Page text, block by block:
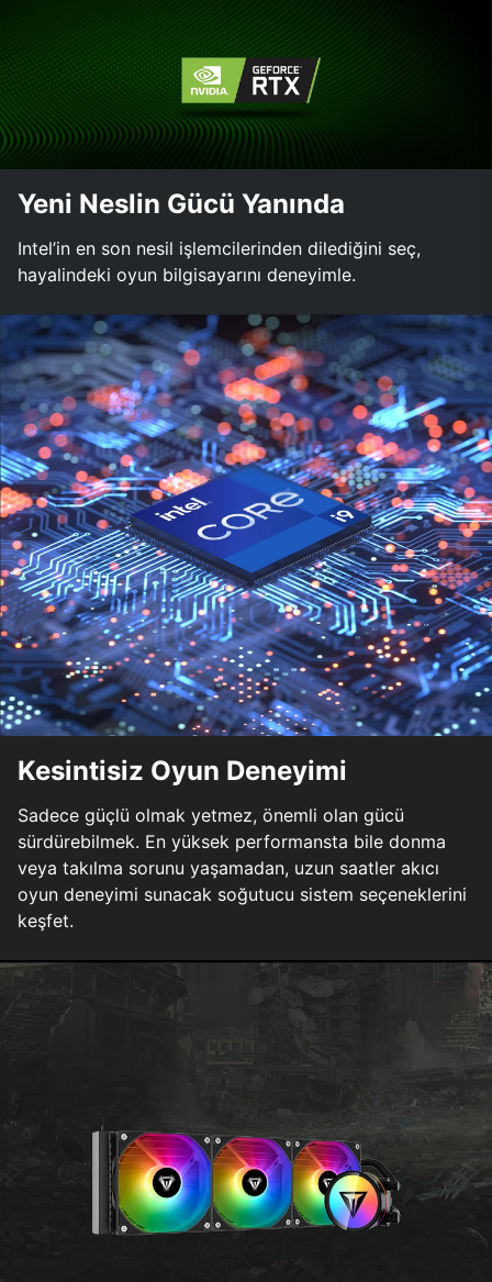
Yeni Neslin Gücü Yanında
Intel’in en son nesil işlemcilerinden dilediğini seç,
hayalindeki oyun bilgisayarını deneyimle.
Kesintisiz Oyun Deneyimi
Sadece güçlü olmak yetmez, önemli olan gücü
sürdürebilmek. En yüksek performansta bile donma
veya takılma sorunu yaşamadan, uzun saatler akıcı
oyun deneyimi sunacak soğutucu sistem seçeneklerini
keşfet.